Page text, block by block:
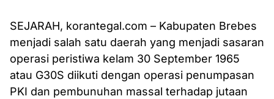
SEJARAH, korantegal.com – Kabupaten Brebes
menjadi salah satu daerah yang menjadi sasaran
operasi peristiwa kelam 30 September 1965
atau G30S diikuti dengan operasi penumpasan
PKI dan pembunuhan massal terhadap jutaan